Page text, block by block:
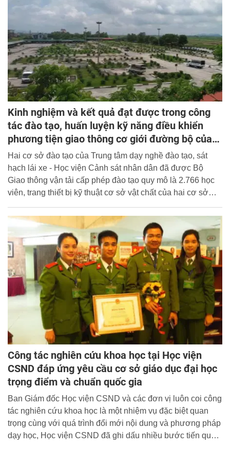
Kinh nghiệm và kết quả đạt được trong công
tác đào tạo, huấn luyện kỹ năng điều khiển
phương tiện giao thông cơ giới đường bộ của
Trung tâm dạy nghề, đào tạo, sát hạch lái xe -
Một số kiến nghị đề xuất
Hai cơ sở đào tạo của Trung tâm dạy nghề đào tạo, sát
hạch lái xe - Học viện Cảnh sát nhân dân đã được Bộ
Giao thông vận tải cấp phép đào tạo quy mô là 2.766 học
viên, trang thiết bị kỹ thuật cơ sở vật chất của hai cơ sở
tạo và sát hạch lái xe.
Công tác nghiên cứu khoa học tại Học viện
CSND đáp ứng yêu cầu cơ sở giáo dục đại học
trọng điểm và chuẩn quốc gia
Ban Giám đốc Học viện CSND và các đơn vị luôn coi công
tác nghiên cứu khoa học là một nhiệm vụ đặc biệt quan
trọng cùng với quá trình đổi mới nội dung và phương pháp
dạy học, Học viện CSND đã ghi dấu nhiều bước tiến quan